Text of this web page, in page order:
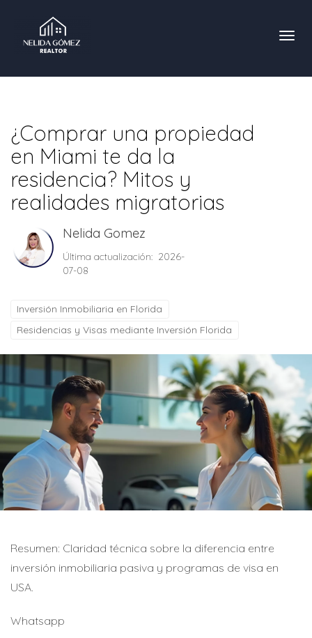
¿Comprar una propiedad
en Miami te da la
residencia? Mitos y
realidades migratorias
Nelida Gomez
Última actualización: 2026-
07-08
Inversión Inmobiliaria en Florida
Residencias y Visas mediante Inversión Florida
Resumen: Claridad técnica sobre la diferencia entre
inversión inmobiliaria pasiva y programas de visa en
USA.
Whatsapp